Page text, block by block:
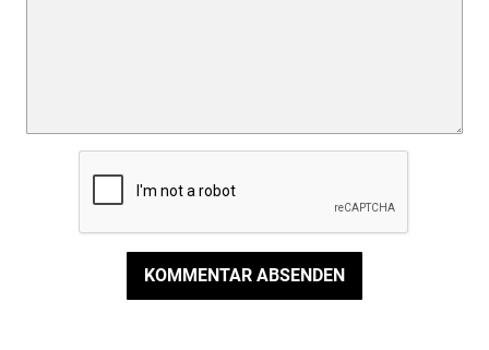
KOMMENTAR ABSENDEN